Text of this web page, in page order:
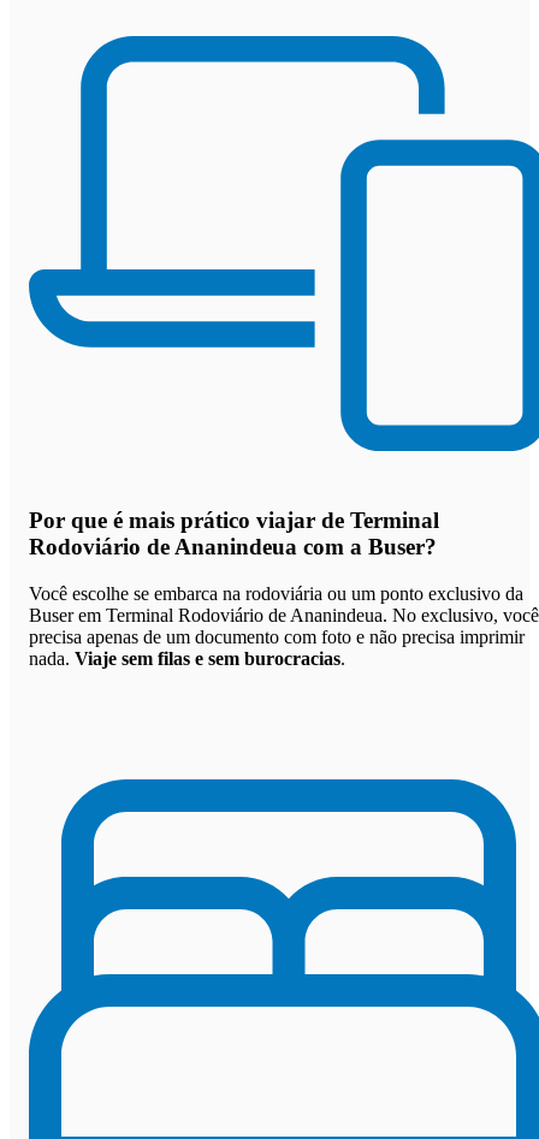
Por que é mais prático viajar de Terminal
Rodoviário de Ananindeua com a Buser?
Você escolhe se embarca na rodoviária ou um ponto exclusivo da
Buser em Terminal Rodoviário de Ananindeua. No exclusivo, você
precisa apenas de um documento com foto e não precisa imprimir
nada. Viaje sem filas e sem burocracias.